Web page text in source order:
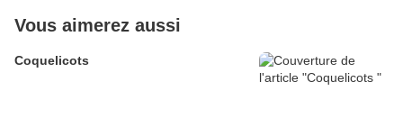
Vous aimerez aussi
Coquelicots